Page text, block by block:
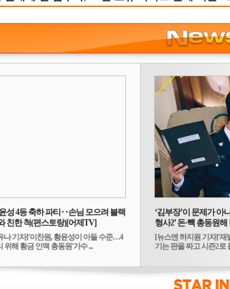
성 4등 축하 파티‥손님 모으려 블랙
친한 척(편스토랑)[어제TV]
나 기자]'이찬원, 황윤성이 아들 수준…4
위해 황금 인맥 총동원'가수 ...
‘김부장’이 문제가 아
형사2’ 돈·빽 총동원
[뉴스엔 하지원 기자]'재
기는 판을 짜고 시즌2로